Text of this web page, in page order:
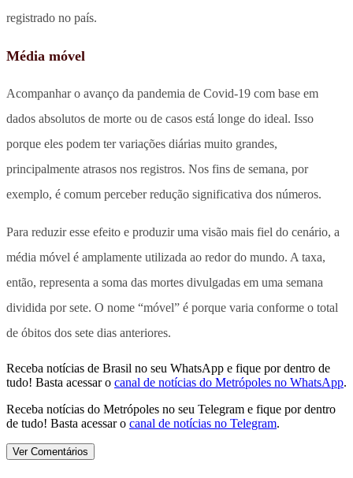
registrado no país.
Média móvel
Acompanhar o avanço da pandemia de Covid-19 com base em
dados absolutos de morte ou de casos está longe do ideal. Isso
porque eles podem ter variações diárias muito grandes,
principalmente atrasos nos registros. Nos fins de semana, por
exemplo, é comum perceber redução significativa dos números.
Para reduzir esse efeito e produzir uma visão mais fiel do cenário, a
média móvel é amplamente utilizada ao redor do mundo. A taxa,
então, representa a soma das mortes divulgadas em uma semana
dividida por sete. O nome “móvel” é porque varia conforme o total
de óbitos dos sete dias anteriores.
Receba notícias de Brasil no seu WhatsApp e fique por dentro de
tudo! Basta acessar o canal de notícias do Metrópoles no WhatsApp.
Receba notícias do Metrópoles no seu Telegram e fique por dentro
de tudo! Basta acessar o canal de notícias no Telegram.
Ver Comentários